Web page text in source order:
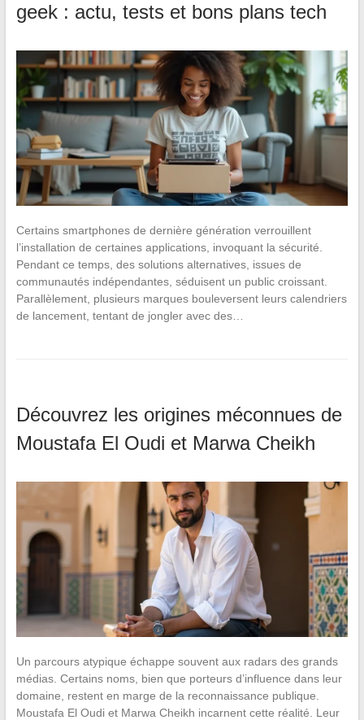
geek : actu, tests et bons plans tech
Certains smartphones de dernière génération verrouillent
l’installation de certaines applications, invoquant la sécurité.
Pendant ce temps, des solutions alternatives, issues de
communautés indépendantes, séduisent un public croissant.
Parallèlement, plusieurs marques bouleversent leurs calendriers
de lancement, tentant de jongler avec des…
Découvrez les origines méconnues de
Moustafa El Oudi et Marwa Cheikh
Un parcours atypique échappe souvent aux radars des grands
médias. Certains noms, bien que porteurs d’influence dans leur
domaine, restent en marge de la reconnaissance publique.
Moustafa El Oudi et Marwa Cheikh incarnent cette réalité. Leur